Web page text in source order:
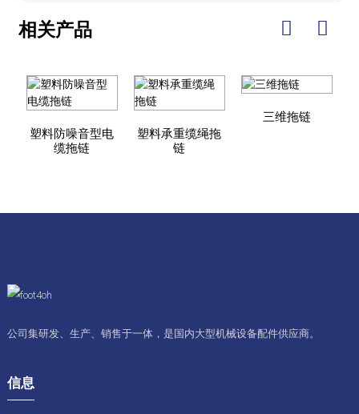
相关产品
塑料防噪音型电
缆拖链
塑料承重缆绳拖
链
三维拖链
公司集研发、生产、销售于一体，是国内大型机械设备配件供应商。
信息